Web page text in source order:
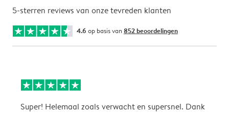
5-sterren reviews van onze tevreden klanten
4.6 op basis van 852 beoordelingen
Super! Helemaal zoals verwacht en supersnel. Dank